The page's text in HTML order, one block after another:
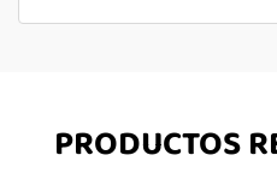
PRODUCTOS